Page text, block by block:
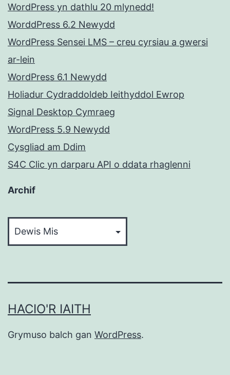
WordPress yn dathlu 20 mlynedd!
WorddPress 6.2 Newydd
WordPress Sensei LMS – creu cyrsiau a gwersi
ar-lein
WordPress 6.1 Newydd
Holiadur Cydraddoldeb Ieithyddol Ewrop
Signal Desktop Cymraeg
WordPress 5.9 Newydd
Cysgliad am Ddim
S4C Clic yn darparu API o ddata rhaglenni
Archif
HACIO'R IAITH
Grymuso balch gan WordPress.